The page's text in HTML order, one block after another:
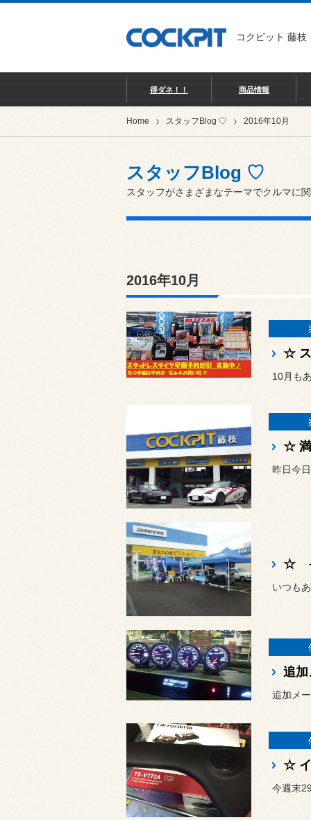
コクピット 藤枝
得ダネ！！ 商品情報
Home スタッフBlog ♡ 2016年10月
スタッフBlog ♡
スタッフがさまざまなテーマでクルマに
2016年10月
10月も
☆
☆
いつも
追加
追加メ
☆
今週末